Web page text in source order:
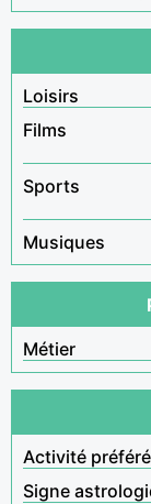
Loisirs
Films
Sports
Musiques
Métier
Activité
Signe